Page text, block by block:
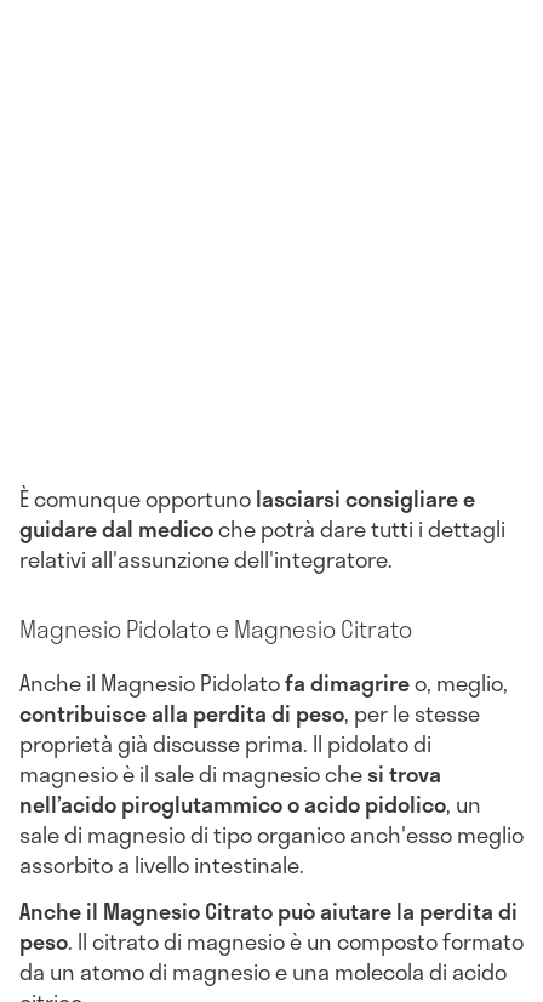
È comunque opportunolasciarsi consigliare e
guidare dal medicoche potrà dare tutti i dettagli
relativi all'assunzione dell'integratore.
Magnesio Pidolato e Magnesio Citrato
Anche il Magnesio Pidolatofa dimagrireo, meglio,
contribuisce alla perdita di peso, per le stesse
proprietà già discusse prima. Il pidolato di
magnesio è il sale di magnesio chesi trova
nell’acido piroglutammico o acido pidolico, un
sale di magnesio di tipo organico anch'esso meglio
assorbito a livello intestinale.
Anche il Magnesio Citrato può aiutare la perdita di
peso. Il citrato di magnesio è un composto formato
da un atomo di magnesio e una molecola di acido